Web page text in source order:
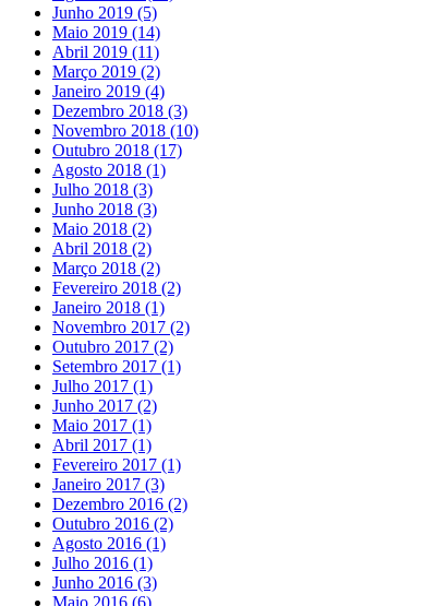
Junho 2019 (5)
Maio 2019 (14)
Abril 2019 (11)
Março 2019 (2)
Janeiro 2019 (4)
Dezembro 2018 (3)
Novembro 2018 (10)
Outubro 2018 (17)
Agosto 2018 (1)
Julho 2018 (3)
Junho 2018 (3)
Maio 2018 (2)
Abril 2018 (2)
Março 2018 (2)
Fevereiro 2018 (2)
Janeiro 2018 (1)
Novembro 2017 (2)
Outubro 2017 (2)
Setembro 2017 (1)
Julho 2017 (1)
Junho 2017 (2)
Maio 2017 (1)
Abril 2017 (1)
Fevereiro 2017 (1)
Janeiro 2017 (3)
Dezembro 2016 (2)
Outubro 2016 (2)
Agosto 2016 (1)
Julho 2016 (1)
Junho 2016 (3)
Maio 2016 (6)